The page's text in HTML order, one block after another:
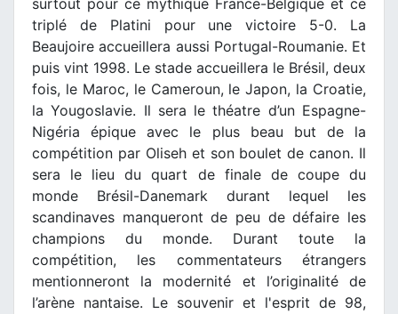
triplé de Platini pour une victoire 5-0. La
Beaujoire accueillera aussi Portugal-Roumanie. Et
puis vint 1998. Le stade accueillera le Brésil, deux
fois, le Maroc, le Cameroun, le Japon, la Croatie,
la Yougoslavie. Il sera le théatre d’un Espagne-
Nigéria épique avec le plus beau but de la
compétition par Oliseh et son boulet de canon. Il
sera le lieu du quart de finale de coupe du
monde Brésil-Danemark durant lequel les
scandinaves manqueront de peu de défaire les
champions du monde. Durant toute la
compétition, les commentateurs étrangers
mentionneront la modernité et l’originalité de
l’arène nantaise. Le souvenir et l'esprit de 98,